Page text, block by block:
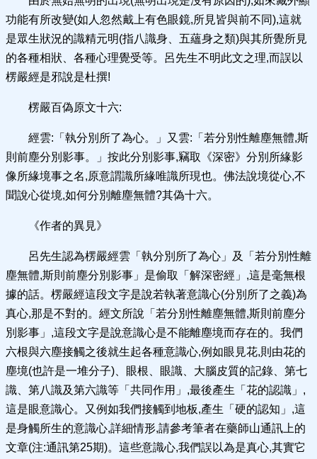
功能有所改變(如人忽然戴上有色眼鏡,所見皆與前不同),這就
是眾生狀況的識精元明(指八識身、五蘊身之類)與其所覺所見
的各種相狀、各種心理覺受等。呂先生不明此文之理,而誤以
楞嚴經是邪說是杜撰!
楞嚴百偽原文十六:
經雲:「執分別所了為心。」又雲:「若分別性離塵無體,斯
則前塵分別影事。」按此分別影事,竊取《深密》分別所緣影
像所緣境事之名,原意謂識所緣唯識所現也。佛法說境從心,不
聞說心從境,如何分別離塵無體?其偽十六。
《作者的異見》
呂先生認為楞嚴經雲「執分別所了為心」及「若分別性離
塵無體,斯則前塵分別影事」是偷取「解深密經」,這是毫無根
據的話。楞嚴經這段文字是說若執著意識心(分別所了之義)為
真心,那是不對的。經文所說「若分別性離塵無體,斯則前塵分
別影事」,這段文字是說意識心是不能離塵境而存在的。我們
六根與六塵接觸之後就生起各種意識心,例如眼見花,則由花的
塵境(也許是一堆分子)、眼根、眼識、大腦皮質的記錄、第七
識、第八識及第六識等「共同作用」,最後產生「花的認識」,
這是眼意識心。又例如我們接觸到地板,產生「硬的認知」,這
是身觸所生的意識心,詳細情形,請參考筆者在藥師山通訊上的
文章(注:通訊第25期)。這些意識心,我們誤以為是真心,其實它